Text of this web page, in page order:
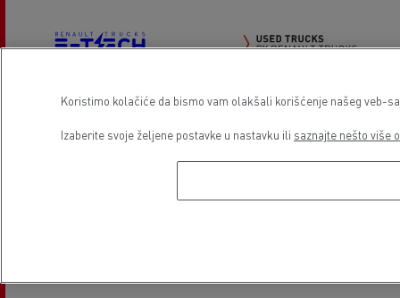
Koristimo kolačiće da bismo vam olakšali korišćenje našeg veb-
Izaberite svoje željene postavke u nastavku ili saznajte nešto više